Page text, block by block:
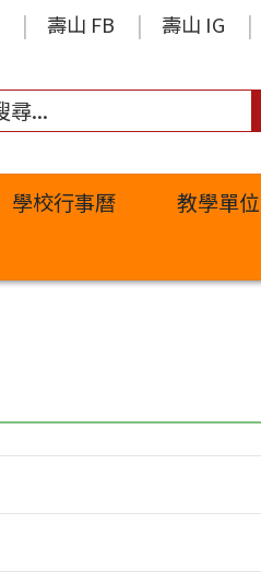
壽山 FB 壽山 IG
學校行事曆 教學單位